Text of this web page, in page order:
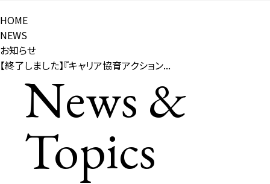
HOME
NEWS
お知らせ
【終了しました】『キャリア協育アクション...
News &
Topics